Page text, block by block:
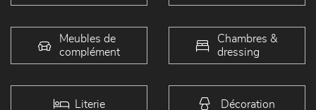
Meubles de
complément
Chambres &
dressing
Literie Décoration